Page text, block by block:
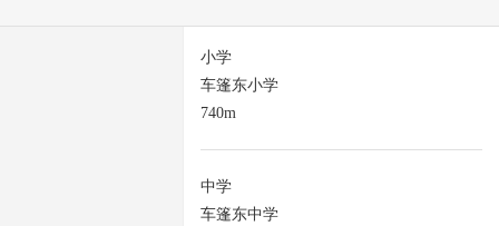
小学
车篷东小学
740m
中学
车篷东中学